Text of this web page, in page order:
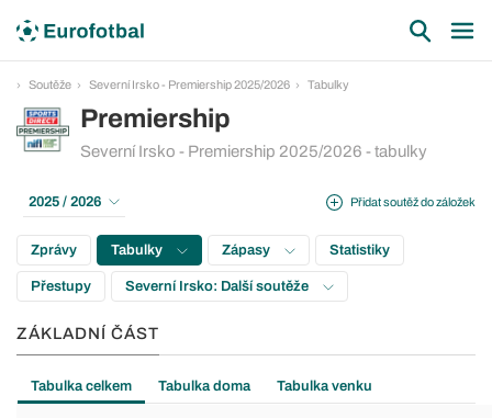
Soutěže Severní Irsko - Premiership 2025/2026 Tabulky
Premiership
Severní Irsko - Premiership 2025/2026 - tabulky
Přidat soutěž do záložek
2025 / 2026
Zprávy Tabulky Zápasy Statistiky
Přestupy Severní Irsko: Další soutěže
ZÁKLADNÍ ČÁST
Tabulka celkem Tabulka doma Tabulka venku